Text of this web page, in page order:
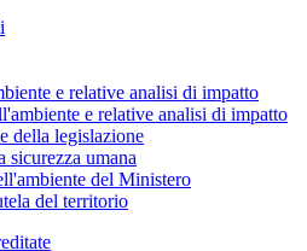
e relative analisi di impatto
e relative analisi di impatto
della legislazione
sicurezza umana
del Ministero
del territorio